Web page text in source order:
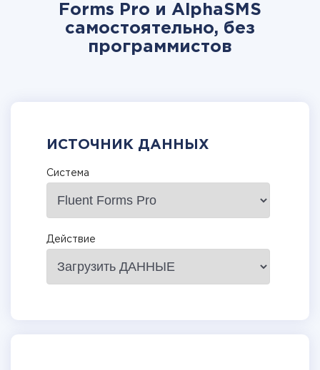
Forms Pro и AlphaSMS
самостоятельно, без
программистов
ИСТОЧНИК ДАННЫХ
Система
Действие